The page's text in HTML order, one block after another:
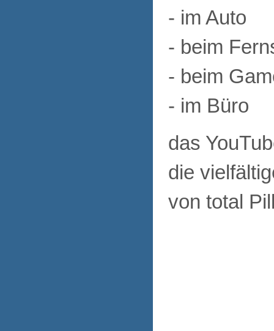
- im Auto
- beim
- beim
- im Büro
das
die
von total